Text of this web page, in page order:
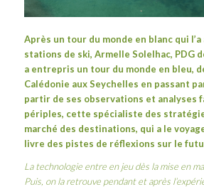
Après un tour du monde en blancqui l’a
stations de ski, Armelle Solelhac, PDG
a entrepris un tour du monde en bleu,
Calédonie aux Seychelles en passant
partir de ses observations et analyses
périples, cette spécialiste des
marché des destinations, qui a le
livre des pistes de réflexions sur le
La technologie entre en jeu dès la mise en
Puis, on la retrouve pendant et après